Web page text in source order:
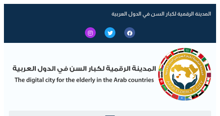
المدينة الرقمية لكبار السن في الدول العربية